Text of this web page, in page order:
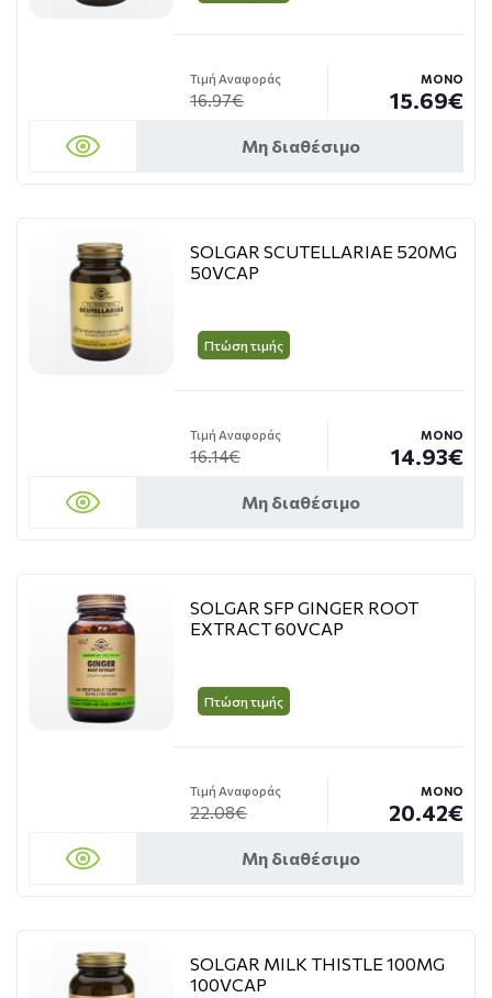
Τιμή Αναφοράς
16.97€
ΜΟΝΟ
15.69€
Μη διαθέσιμο
SOLGAR SCUTELLARIAE 520MG
50VCAP
Πτώση τιμής
Τιμή Αναφοράς
16.14€
ΜΟΝΟ
14.93€
Μη διαθέσιμο
SOLGAR SFP GINGER ROOT
EXTRACT 60VCAP
Πτώση τιμής
Τιμή Αναφοράς
22.08€
ΜΟΝΟ
20.42€
Μη διαθέσιμο
SOLGAR MILK THISTLE 100MG
100VCAP